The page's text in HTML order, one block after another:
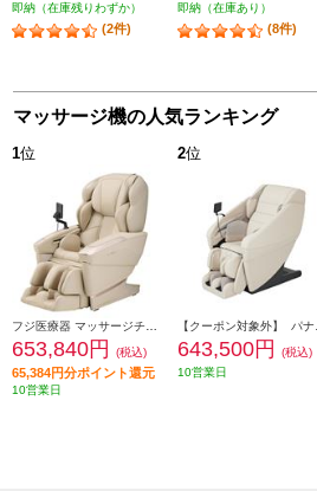
即納（在庫残りわずか）
(2件)
即納（在庫あり）
(8件)
マッサージ機の人気ランキング
1位
653,840円 (税込)
65,384円分ポイント還元
10営業日
2位
643,500円
(税込)
10営業日